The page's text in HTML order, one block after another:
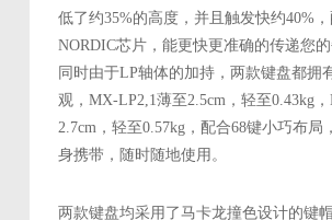
低了约35%的高度，并且触发快约40%
NORDIC芯片，能更快更准确的传递您的
同时由于LP轴体的加持，两款键盘都拥
观，MX-LP2,1薄至2.5cm，轻至0.43kg
2.7cm，轻至0.57kg，配合68键小巧布局
身携带，随时随地使用。
两款键盘均采用了马卡龙撞色设计的键